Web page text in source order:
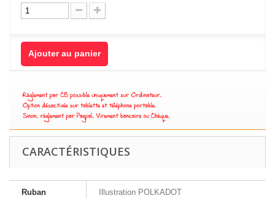
Ajouter au panier
CARACTÉRISTIQUES
Ruban Illustration POLKADOT